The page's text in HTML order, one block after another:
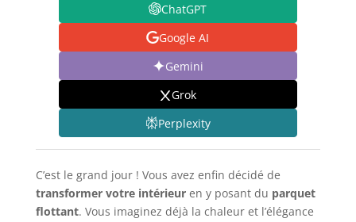
ChatGPT
Google AI
Gemini
Grok
Perplexity
C’est le grand jour ! Vous avez enfin décidé de
transformer votre intérieuren y posant du parquet
flottant. Vous imaginez déjà la chaleur et l’élégance